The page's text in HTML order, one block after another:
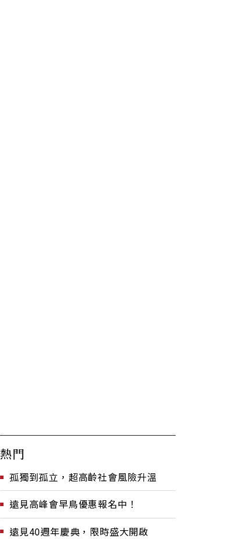
熱門
孤獨到孤立，超高齡社會風險升溫
遠見高峰會早鳥優惠報名中！
遠見40週年慶典，限時盛大開啟